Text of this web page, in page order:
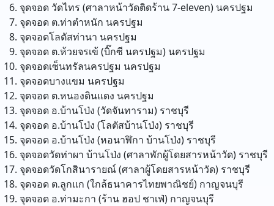
จุดจอด วัดไทร (ศาลาหน้าวัดติดร้าน 7-eleven) นครปฐม
จุดจอด ต.ท่าตำหนัก นครปฐม
จุดจอดโลตัสท่านา นครปฐม
จุดจอด ต.ห้วยจรเข้ (บิ๊กซี นครปฐม) นครปฐม
จุดจอดเซ็นทรัลนครปฐม นครปฐม
จุดจอดบางแขม นครปฐม
จุดจอด ต.หนองดินแดง นครปฐม
จุดจอด อ.บ้านโป่ง (วัดจันทาราม) ราชบุรี
จุดจอด อ.บ้านโป่ง (โลตัสบ้านโป่ง) ราชบุรี
จุดจอด อ.บ้านโป่ง (หอนาฬิกา บ้านโป่ง) ราชบุรี
จุดจอดวัดท่าผา บ้านโป่ง (ศาลาพักผู้โดยสารหน้าวัด) ราชบุรี
จุดจอดวัดโกสินารายณ์ (ศาลาผู้โดยสารหน้าวัด) ราชบุรี
จุดจอด ต.ลูกแก (ใกล้ธนาคารไทยพาณิชย์) กาญจนบุรี
จุดจอด อ.ท่ามะกา (ร้าน ฮอป ชาเฟ่) กาญจนบุรี